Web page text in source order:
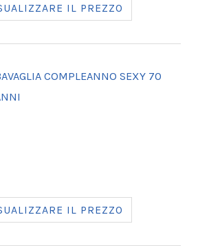
IL PREZZO
COMPLEANNO SEXY 70
IL PREZZO